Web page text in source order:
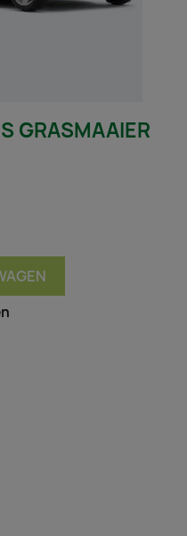
GRASMAAIER